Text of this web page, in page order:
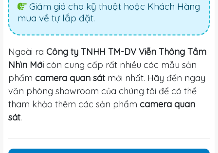
Giảm giá cho kỹ thuật hoặc Khách Hàng
mua về tự lắp đặt.
Ngoài ra Công ty TNHH TM-DV Viễn Thông Tầm
Nhìn Mới còn cung cấp rất nhiều các mẫu sản
phẩm camera quan sátmới nhất. Hãy đến ngay
văn phòng showroom của chúng tôi để có thể
tham khảo thêm các sản phẩm camera quan
sát.